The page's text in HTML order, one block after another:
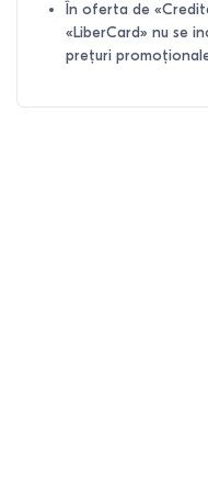
În oferta de
«LiberCard» nu se
prețuri